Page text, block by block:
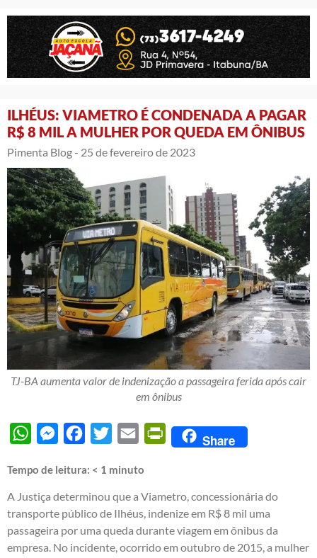
ILHÉUS: VIAMETRO É CONDENADA A PAGAR
R$ 8 MIL A MULHER POR QUEDA EM ÔNIBUS
Pimenta Blog - 25 de fevereiro de 2023
TJ-BA aumenta valor de indenização a passageira ferida após cair
em ônibus
WhatsAppMessengerFacebook
Twitter Email PrintFriendly
Share
Tempo de leitura: < 1 minuto
A Justiça determinou que a Viametro, concessionária do
transporte público de Ilhéus, indenize em R$ 8 mil uma
passageira por uma queda durante viagem em ônibus da
empresa. No incidente, ocorrido em outubro de 2015, a mulher